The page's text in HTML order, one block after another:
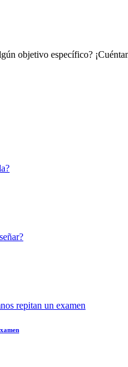
objetivo específico?